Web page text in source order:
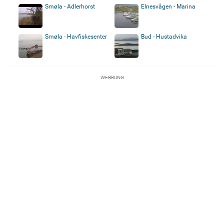
Smøla - Adlerhorst Elnesvågen - Marina
Smøla - Havfiskesenter Bud - Hustadvika
WERBUNG